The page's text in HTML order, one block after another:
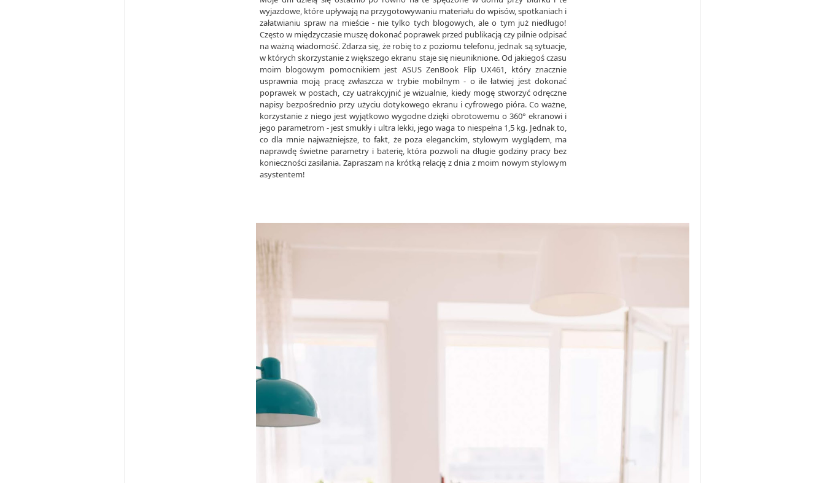
wyjazdowe, które upływają na przygotowywaniu materiału do wpisów, spotkaniach i
załatwianiu spraw na mieście - nie tylko tych blogowych, ale o tym już niedługo!
Często w międzyczasie muszę dokonać poprawek przed publikacją czy pilnie odpisać
na ważną wiadomość. Zdarza się, że robię to z poziomu telefonu, jednak są sytuacje,
w których skorzystanie z większego ekranu staje się nieuniknione. Od jakiegoś czasu
moim blogowym pomocnikiem jest ASUS ZenBook Flip UX461, który znacznie
usprawnia moją pracę zwłaszcza w trybie mobilnym - o ile łatwiej jest dokonać
poprawek w postach, czy uatrakcyjnić je wizualnie, kiedy mogę stworzyć odręczne
napisy bezpośrednio przy użyciu dotykowego ekranu i cyfrowego pióra. Co ważne,
korzystanie z niego jest wyjątkowo wygodne dzięki obrotowemu o 360° ekranowi i
jego parametrom - jest smukły i ultra lekki, jego waga to niespełna 1,5 kg. Jednak to,
co dla mnie najważniejsze, to fakt, że poza eleganckim, stylowym wyglądem, ma
naprawdę świetne parametry i baterię, która pozwoli na długie godziny pracy bez
konieczności zasilania. Zapraszam na krótką relację z dnia z moim nowym stylowym
asystentem!